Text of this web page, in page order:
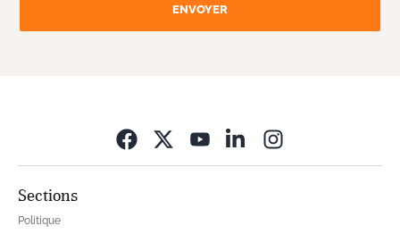
ENVOYER
Sections
Politique